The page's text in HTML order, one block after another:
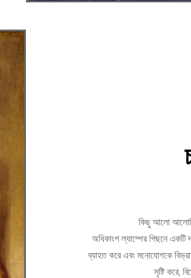
কিছু আলো
অধিকাংশ ল্যাম্পের পিছনে
ব্যাহত করে এবং মনোযোগকে
সৃষ্টি করে,